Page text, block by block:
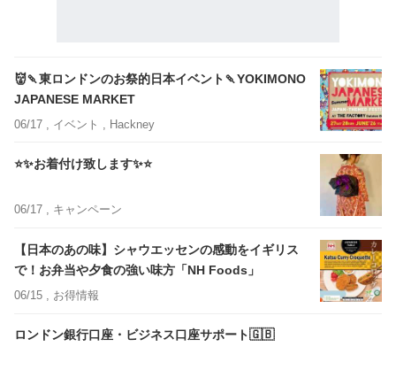
👹🍡東ロンドンのお祭的日本イベント🍡YOKIMONO
JAPANESE MARKET
06/17 , イベント , Hackney
⭐️✨お着付け致します✨⭐️
06/17 , キャンペーン
【日本のあの味】シャウエッセンの感動をイギリス
で！お弁当や夕食の強い味方「NH Foods」
06/15 , お得情報
ロンドン銀行口座・ビジネス口座サポート🇬🇧